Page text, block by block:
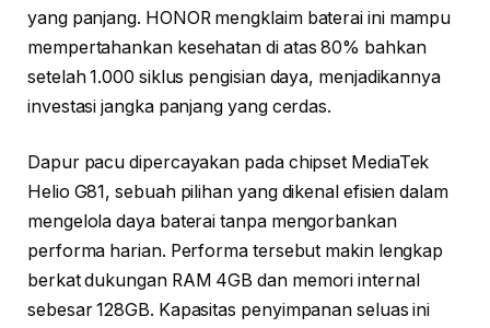
yang panjang. HONOR mengklaim baterai ini mampu
mempertahankan kesehatan di atas 80% bahkan
setelah 1.000 siklus pengisian daya, menjadikannya
investasi jangka panjang yang cerdas.
Dapur pacu dipercayakan pada chipset MediaTek
Helio G81, sebuah pilihan yang dikenal efisien dalam
mengelola daya baterai tanpa mengorbankan
performa harian. Performa tersebut makin lengkap
berkat dukungan RAM 4GB dan memori internal
sebesar 128GB. Kapasitas penyimpanan seluas ini